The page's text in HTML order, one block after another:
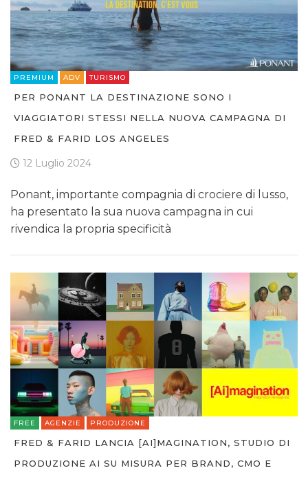
PREMIUM ADV TURISMO
PER PONANT LA DESTINAZIONE SONO I
VIAGGIATORI STESSI NELLA NUOVA CAMPAGNA DI
FRED & FARID LOS ANGELES
12 Luglio 2024
Ponant, importante compagnia di crociere di lusso,
ha presentato la sua nuova campagna in cui
rivendica la propria specificità
FREE AGENZIE PRODUZIONE
FRED & FARID LANCIA [AI]MAGINATION, STUDIO DI
PRODUZIONE AI SU MISURA PER BRAND, CMO E